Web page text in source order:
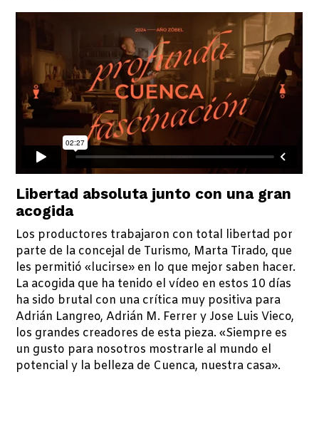
Libertad absoluta junto con una gran
acogida
Los productores trabajaron con total libertad por
parte de la concejal de Turismo, Marta Tirado, que
les permitió «lucirse» en lo que mejor saben hacer.
La acogida que ha tenido el vídeo en estos 10 días
ha sido brutal con una crítica muy positiva para
Adrián Langreo, Adrián M. Ferrer y Jose Luis Vieco,
los grandes creadores de esta pieza. «Siempre es
un gusto para nosotros mostrarle al mundo el
potencial y la belleza de Cuenca, nuestra casa».